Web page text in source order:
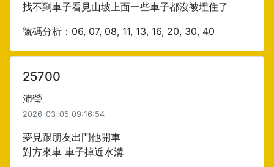
找不到車子看見山坡上面一些車子都沒被埋住了
號碼分析：06, 07, 08, 11, 13, 16, 20, 30, 40
25700
沛瑩
2026-03-05 09:16:54
夢見跟朋友出門他開車
對方來車 車子掉近水溝